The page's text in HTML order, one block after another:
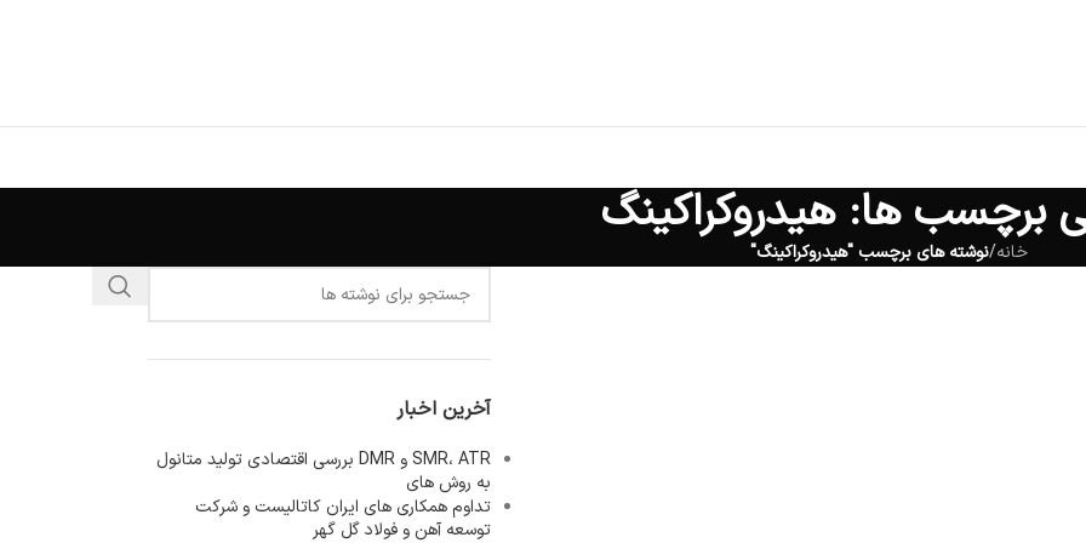
برچسب ها: هیدروکراکینگ
خانه/نوشته های برچسب "هیدروکراکینگ"
آخرین اخبار
SMR، ATR و DMR بررسی اقتصادی تولید متانول
به روش های
تداوم همکاری های ایران کاتالیست و شرکت
توسعه آهن و فولاد گل گهر